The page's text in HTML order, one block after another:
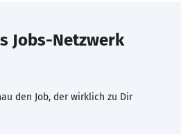
Jobs-Netzwerk
den Job, der wirklich zu Dir